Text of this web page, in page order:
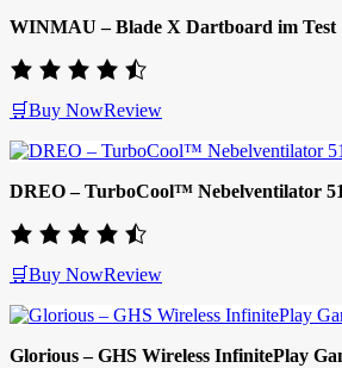
WINMAU – Blade X Dartboard im Test
🛒Buy NowReview
DREO – TurboCool™ Nebelventilator
🛒Buy NowReview
Glorious – GHS Wireless InfinitePlay